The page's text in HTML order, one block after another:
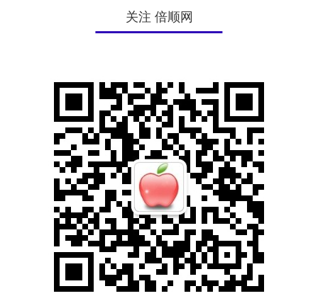
关注 倍顺网